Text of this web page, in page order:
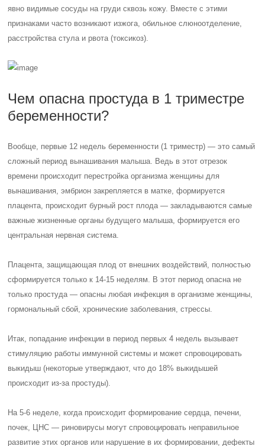
явно видимые сосуды на груди сквозь кожу. Вместе с этими
признаками часто возникают изжога, обильное слюноотделение,
расстройства стула и рвота (токсикоз).
Чем опасна простуда в 1 триместре
беременности?
Вообще, первые 12 недель беременности (1 триместр) — это самый
сложный период вынашивания малыша. Ведь в этот отрезок
времени происходит перестройка организма женщины для
вынашивания, эмбрион закрепляется в матке, формируется
плацента, происходит бурный рост плода — закладываются самые
важные жизненные органы будущего малыша, формируется его
центральная нервная система.
Плацента, защищающая плод от внешних воздействий, полностью
сформируется только к 14-15 неделям. В этот период опасна не
только простуда — опасны любая инфекция в организме женщины,
гормональный сбой, хронические заболевания, стрессы.
Итак, попадание инфекции в период первых 4 недель вызывает
стимуляцию работы иммунной системы и может спровоцировать
выкидыш (некоторые утверждают, что до 18% выкидышей
происходит из-за простуды).
На 5-6 неделе, когда происходит формирование сердца, печени,
почек, ЦНС — риновирусы могут спровоцировать неправильное
развитие этих органов или нарушение в их формировании, дефекты